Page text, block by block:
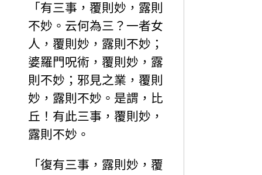
「有三事，覆則妙，露則
不妙。云何為三？一者女
人，覆則妙，露則不妙；
婆羅門呪術，覆則妙，露
則不妙；邪見之業，覆則
妙，露則不妙。是謂，比
丘！有此三事，覆則妙，
露則不妙。
「復有三事，露則妙，覆